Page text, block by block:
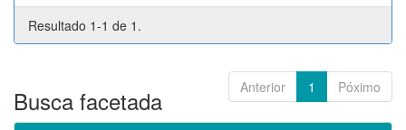
Resultado 1-1 de 1.
Anterior 1 Póximo
Busca facetada